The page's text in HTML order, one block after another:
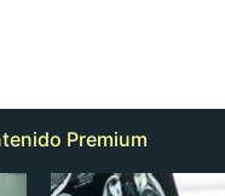
Premium